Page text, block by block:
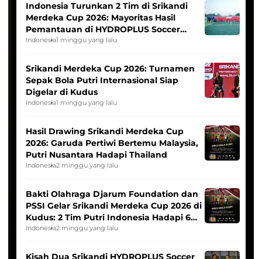
Indonesia Turunkan 2 Tim di Srikandi
Merdeka Cup 2026: Mayoritas Hasil
Pemantauan di HYDROPLUS Soccer
League
Indonesia1 minggu yang lalu
Srikandi Merdeka Cup 2026: Turnamen
Sepak Bola Putri Internasional Siap
Digelar di Kudus
Indonesia1 minggu yang lalu
Hasil Drawing Srikandi Merdeka Cup
2026: Garuda Pertiwi Bertemu Malaysia,
Putri Nusantara Hadapi Thailand
Indonesia2 minggu yang lalu
Bakti Olahraga Djarum Foundation dan
PSSI Gelar Srikandi Merdeka Cup 2026 di
Kudus: 2 Tim Putri Indonesia Hadapi 6
Tim Asia
Indonesia2 minggu yang lalu
Kisah Dua Srikandi HYDROPLUS Soccer